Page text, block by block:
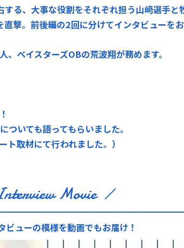
る、大事な役割をそれぞれ担う山﨑選手と
撃。前後編の2回に分けてインタビューをお
ベイスターズOBの荒波翔が務めます。
ついても語ってもらいました。
取材にて行われました。）
Movie
ビューの模様を動画でもお届け！